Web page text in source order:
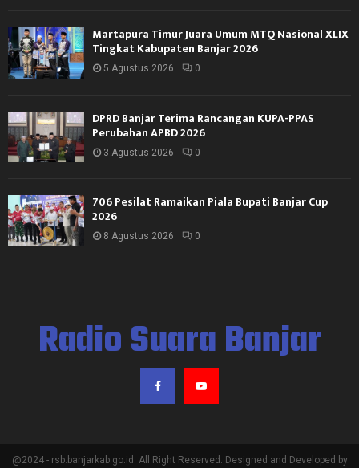
Martapura Timur Juara Umum MTQ Nasional XLIX
Tingkat Kabupaten Banjar 2026
5 Agustus 2026 0
DPRD Banjar Terima Rancangan KUPA-PPAS
Perubahan APBD 2026
3 Agustus 2026 0
706 Pesilat Ramaikan Piala Bupati Banjar Cup
2026
8 Agustus 2026 0
Radio Suara Banjar
@2024 - rsb.banjarkab.go.id. All Right Reserved. Designed and Developed by